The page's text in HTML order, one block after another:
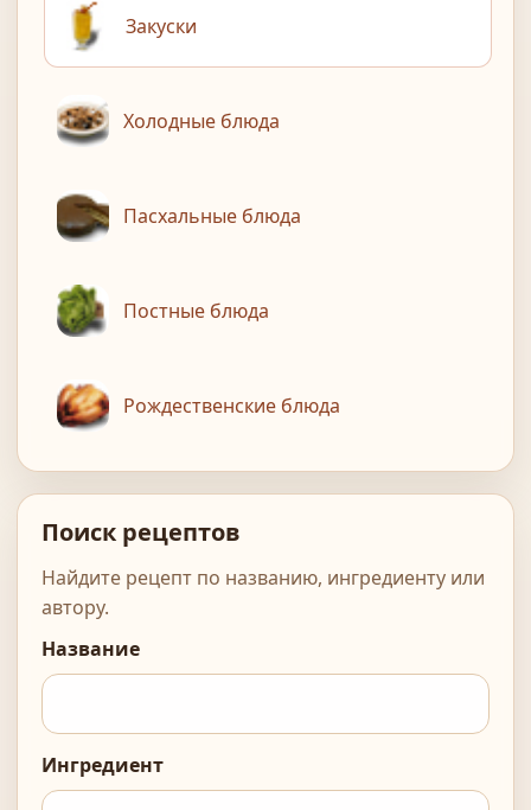
Закуски
Холодные блюда
Пасхальные блюда
Постные блюда
Рождественские блюда
Поиск рецептов
Найдите рецепт по названию, ингредиенту или
автору.
Название
Ингредиент